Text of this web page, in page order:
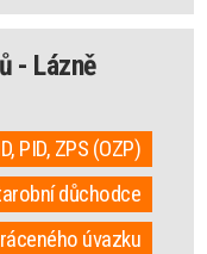
- Lázně
PID, ZPS (OZP)
důchodce
úvazku